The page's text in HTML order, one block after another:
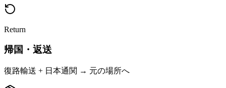
Return
帰国・返送
復路輸送 + 日本通関 → 元の場所へ